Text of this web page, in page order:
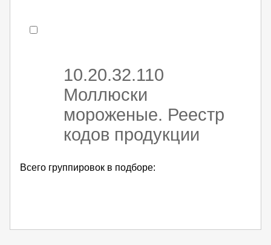
10.20.32.110
Моллюски
мороженые. Реестр
кодов продукции
Всего группировок в подборе: